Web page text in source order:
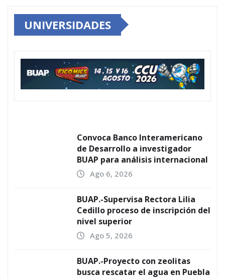
UNIVERSIDADES
Convoca Banco Interamericano
de Desarrollo a investigador
BUAP para análisis internacional
Ago 6, 2026
BUAP.-Supervisa Rectora Lilia
Cedillo proceso de inscripción del
nivel superior
Ago 5, 2026
BUAP.-Proyecto con zeolitas
busca rescatar el agua en Puebla